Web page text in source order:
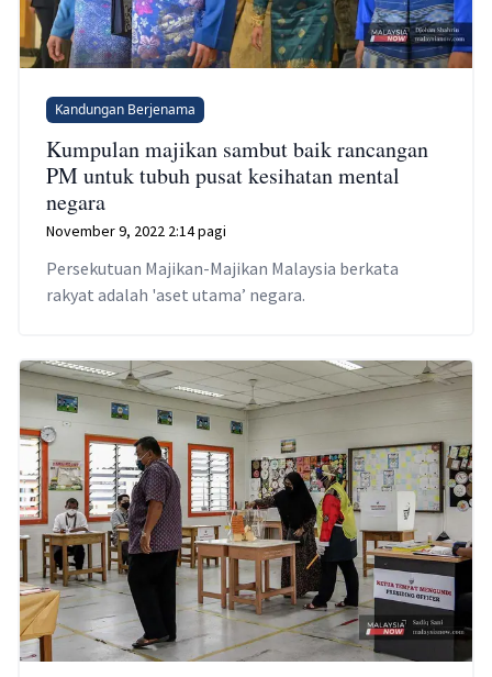
Kandungan Berjenama
Kumpulan majikan sambut baik rancangan
PM untuk tubuh pusat kesihatan mental
negara
November 9, 2022 2:14 pagi
Persekutuan Majikan-Majikan Malaysia berkata
rakyat adalah 'aset utama’ negara.